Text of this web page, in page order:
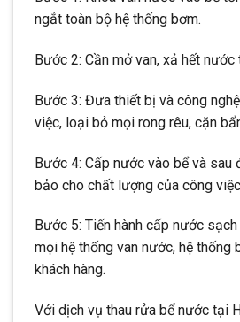
ngắt toàn bộ hệ thống bơm.
Bước 2: Cần mở van, xả hết nước
Bước 3: Đưa thiết bị và công
việc, loại bỏ mọi rong rêu, cặn
Bước 4: Cấp nước vào bể và
bảo cho chất lượng của công
Bước 5: Tiến hành cấp nước
mọi hệ thống van nước, hệ thống
khách hàng.
Với dịch vụ thau rửa bể nước tại